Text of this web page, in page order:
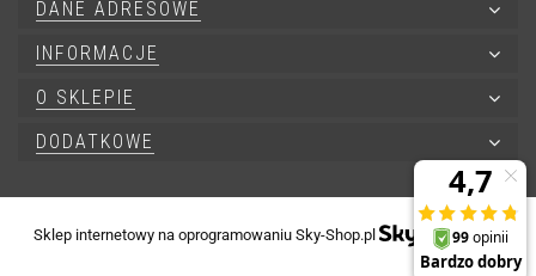
DANE ADRESOWE
INFORMACJE
O SKLEPIE
DODATKOWE
Sklep internetowy na oprogramowaniu Sky-Shop.pl